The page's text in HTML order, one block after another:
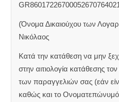
(Όνομα Δικαιούχου των
Νικόλαος
Κατά την κατάθεση να μην
στην αιτιολογία κατάθεσης
των παραγγελιών σας (εάν
καθώς και το